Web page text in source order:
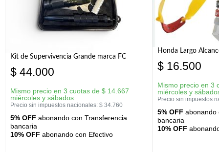
Kit de Supervivencia Grande marca FC
$ 44.000
Mismo precio en 3 cuotas de $ 14.667
miércoles y sábados
Precio sin impuestos nacionales: $ 34.760
5% OFF abonando con Transferencia
bancaria
10% OFF abonando con Efectivo
Honda Largo
$ 16.500
Mismo precio en 3
miércoles y
Precio sin impuestos
5% OFF abonando
bancaria
10% OFF